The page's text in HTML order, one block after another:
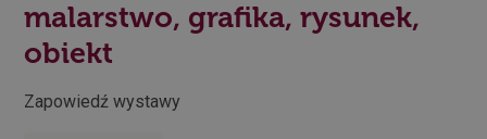
malarstwo, grafika, rysunek,
obiekt
Zapowiedź wystawy